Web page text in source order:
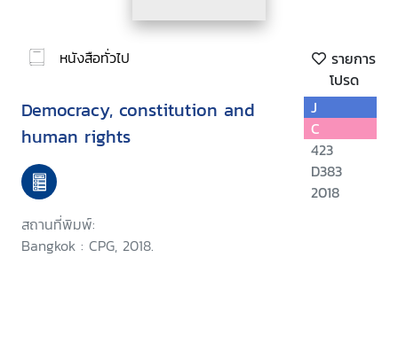
หนังสือทั่วไป
รายการ
โปรด
Democracy, constitution and
human rights
สถานที่พิมพ์:
Bangkok : CPG, 2018.
J
C
423
D383
2018